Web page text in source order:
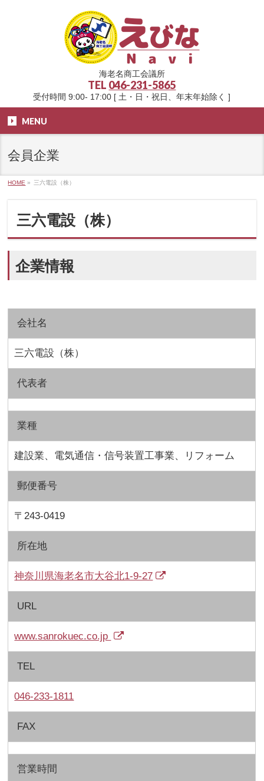
海老名商工会議所
TEL 046-231-5865
受付時間 9:00- 17:00 [ 土・日・祝日、年末年始除く ]
MENU
会員企業
HOME » 三六電設（株）
三六電設（株）
企業情報
会社名
三六電設（株）
代表者
業種
建設業、電気通信・信号装置工事業、リフォーム
郵便番号
〒243-0419
所在地
神奈川県海老名市大谷北1-9-27
URL
www.sanrokuec.co.jp
TEL
046-233-1811
FAX
営業時間